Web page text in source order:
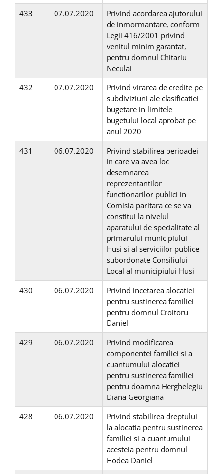
433
07.07.2020
Privind acordarea ajutorului
de inmormantare, conform
Legii 416/2001 privind
venitul minim garantat,
pentru domnul Chitariu
Neculai
432
07.07.2020
Privind virarea de credite pe
subdiviziuni ale clasificatiei
bugetare in limitele
bugetului local aprobat pe
anul 2020
431
06.07.2020
Privind stabilirea perioadei
in care va avea loc
desemnarea
reprezentantilor
functionarilor publici in
Comisia paritara ce se va
constitui la nivelul
aparatului de specialitate al
primarului municipiului
Husi si al serviciilor publice
subordonate Consiliului
Local al municipiului Husi
430
06.07.2020
Privind incetarea alocatiei
pentru sustinerea familiei
pentru domnul Croitoru
Daniel
429
06.07.2020
Privind modificarea
componentei familiei si a
cuantumului alocatiei
pentru sustinerea familiei
pentru doamna Herghelegiu
Diana Georgiana
428
06.07.2020
Privind stabilirea dreptului
la alocatia pentru sustinerea
familiei si a cuantumului
acesteia pentru domnul
Hodea Daniel